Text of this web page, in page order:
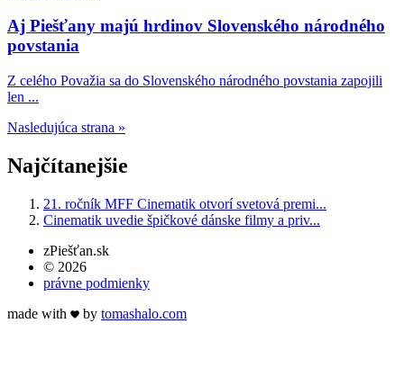
Aj Piešťany majú hrdinov Slovenského národného
povstania
Z celého Považia sa do Slovenského národného povstania zapojili
len ...
Nasledujúca strana »
Najčítanejšie
21. ročník MFF Cinematik otvorí svetová premi...
Cinematik uvedie špičkové dánske filmy a priv...
zPiešťan.sk
© 2026
právne podmienky
made with
by tomashalo.com